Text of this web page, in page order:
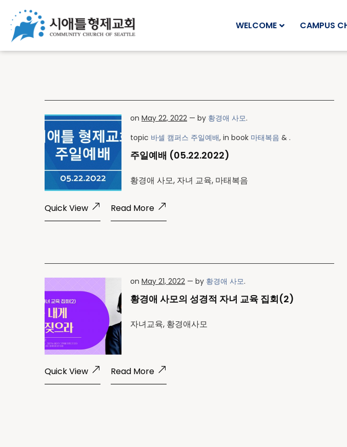
WELCOME CAMPUS
on May 22, 2022 — by 황경애 사모.
topic 바셀 캠퍼스 주일예배, in book 마태복음 & .
주일예배 (05.22.2022)
황경애 사모, 자녀 교육, 마태복음
Quick View Read More
on May 21, 2022 — by 황경애 사모.
황경애 사모의 성경적 자녀 교육 집회(2)
자녀교육, 황경애사모
Quick View Read More